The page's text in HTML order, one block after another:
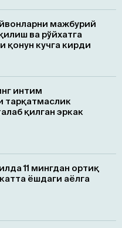
мажбурий
ва рўйхатга
қонун кучга кирди
интим
тарқатмаслик
қилган эркак
11 мингдан ортиқ
ёшдаги аёлга